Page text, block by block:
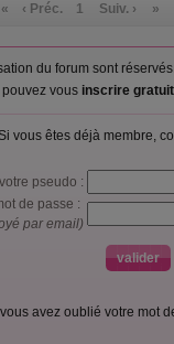
« ‹ Préc. 1 Suiv. › »
du forum sont
pouvez vous inscrire
Si vous êtes déjà membre,
votre pseudo :
de passe :
par email)
avez oublié votre mot